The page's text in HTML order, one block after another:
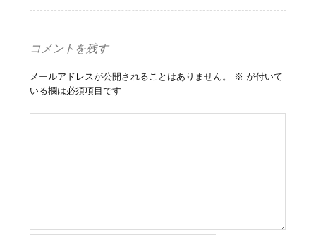
コメントを残す
メールアドレスが公開されることはありません。 ※ が付いて
いる欄は必須項目です